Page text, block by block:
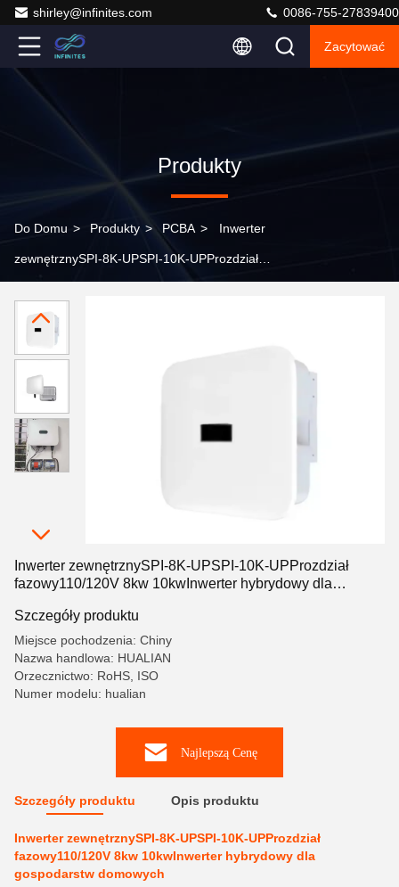
shirley@infinites.com 0086-755-27839400
Zacytować
Produkty
Do Domu > Produkty > PCBA > Inwerter
zewnętrznySPI-8K-UPSPI-10K-UPProzdział
gospodarstw domowych
Inwerter zewnętrznySPI-8K-UPSPI-10K-UPProzdział
fazowy110/120V 8kw 10kwInwerter hybrydowy dla
Szczegóły produktu
Miejsce pochodzenia: Chiny
Nazwa handlowa: HUALIAN
Orzecznictwo: RoHS, ISO
Numer modelu: hualian
Najlepszą Cenę
Szczegóły produktu Opis produktu
Inwerter zewnętrznySPI-8K-UPSPI-10K-UPProzdział
fazowy110/120V 8kw 10kwInwerter hybrydowy dla
gospodarstw domowych